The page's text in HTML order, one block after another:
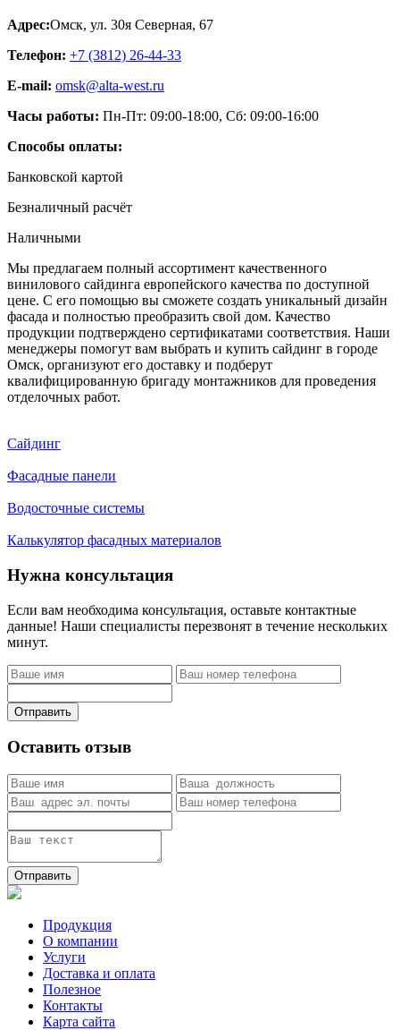
Адрес:Омск, ул. 30я Северная, 67
Телефон: +7 (3812) 26‑44-33
E-mail: omsk@alta-west.ru
Часы работы: Пн-Пт: 09:00-18:00, Сб: 09:00-16:00
Способы оплаты:
Банковской картой
Безналичный расчёт
Наличными
Мы предлагаем полный ассортимент качественного
винилового сайдинга европейского качества по доступной
цене. С его помощью вы сможете создать уникальный дизайн
фасада и полностью преобразить свой дом. Качество
продукции подтверждено сертификатами соответствия. Наши
менеджеры помогут вам выбрать и купить сайдинг в городе
Омск, организуют его доставку и подберут
квалифицированную бригаду монтажников для проведения
отделочных работ.
Сайдинг
Фасадные панели
Водосточные системы
Калькулятор фасадных материалов
Нужна консультация
Если вам необходима консультация, оставьте контактные
данные! Наши специалисты перезвонят в течение нескольких
минут.
Отправить
Оставить отзыв
Отправить
Продукция
О компании
Услуги
Доставка и оплата
Полезное
Контакты
Карта сайта